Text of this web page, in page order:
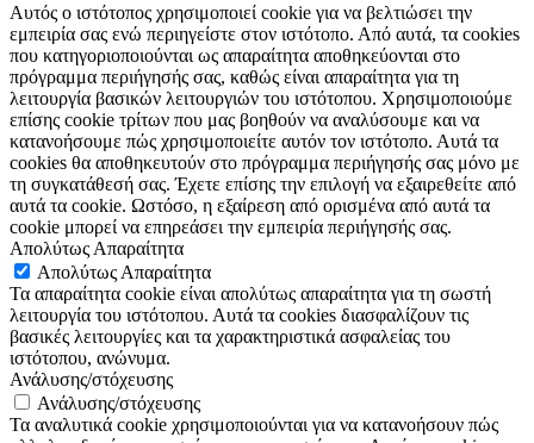
Αυτός ο ιστότοπος χρησιμοποιεί cookie για να βελτιώσει την
εμπειρία σας ενώ περιηγείστε στον ιστότοπο. Από αυτά, τα cookies
που κατηγοριοποιούνται ως απαραίτητα αποθηκεύονται στο
πρόγραμμα περιήγησής σας, καθώς είναι απαραίτητα για τη
λειτουργία βασικών λειτουργιών του ιστότοπου. Χρησιμοποιούμε
επίσης cookie τρίτων που μας βοηθούν να αναλύσουμε και να
κατανοήσουμε πώς χρησιμοποιείτε αυτόν τον ιστότοπο. Αυτά τα
cookies θα αποθηκευτούν στο πρόγραμμα περιήγησής σας μόνο με
τη συγκατάθεσή σας. Έχετε επίσης την επιλογή να εξαιρεθείτε από
αυτά τα cookie. Ωστόσο, η εξαίρεση από ορισμένα από αυτά τα
cookie μπορεί να επηρεάσει την εμπειρία περιήγησής σας.
Απολύτως Απαραίτητα
Απολύτως Απαραίτητα
Τα απαραίτητα cookie είναι απολύτως απαραίτητα για τη σωστή
λειτουργία του ιστότοπου. Αυτά τα cookies διασφαλίζουν τις
βασικές λειτουργίες και τα χαρακτηριστικά ασφαλείας του
ιστότοπου, ανώνυμα.
Ανάλυσης/στόχευσης
Ανάλυσης/στόχευσης
Τα αναλυτικά cookie χρησιμοποιούνται για να κατανοήσουν πώς